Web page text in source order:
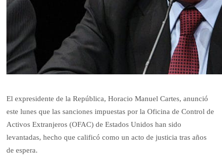
El expresidente de la República, Horacio Manuel Cartes, anunció
este lunes que las sanciones impuestas por la Oficina de Control de
Activos Extranjeros (OFAC) de Estados Unidos han sido
levantadas, hecho que calificó como un acto de justicia tras años
de espera.